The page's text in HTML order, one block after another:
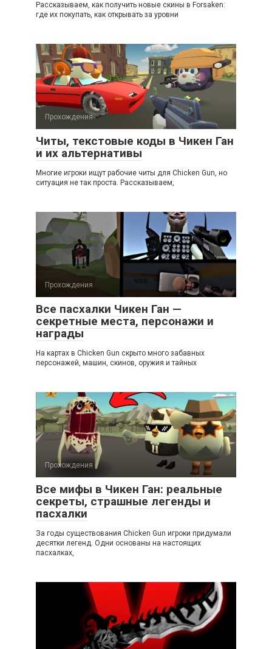
Рассказываем, как получить новые скины в Forsaken:
где их покупать, как открывать за уровни
Прохождения
Читы, текстовые коды в Чикен Ган
и их альтернативы
Многие игроки ищут рабочие читы для Chicken Gun, но
ситуация не так проста. Рассказываем,
Прохождения
Все пасхалки Чикен Ган —
секретные места, персонажи и
награды
На картах в Chicken Gun скрыто много забавных
персонажей, машин, скинов, оружия и тайных
Прохождения
Все мифы в Чикен Ган: реальные
секреты, страшные легенды и
пасхалки
За годы существования Chicken Gun игроки придумали
десятки легенд. Одни основаны на настоящих
пасхалках,